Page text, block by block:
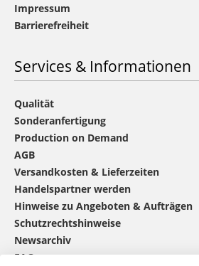
Impressum
Barrierefreiheit
Services & Informationen
Qualität
Sonderanfertigung
Production on Demand
AGB
Versandkosten & Lieferzeiten
Handelspartner werden
Hinweise zu Angeboten & Aufträgen
Schutzrechtshinweise
Newsarchiv
FAQ